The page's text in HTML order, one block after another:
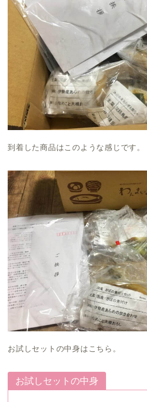
到着した商品はこのような感じです。
お試しセットの中身はこちら。
お試しセットの中身